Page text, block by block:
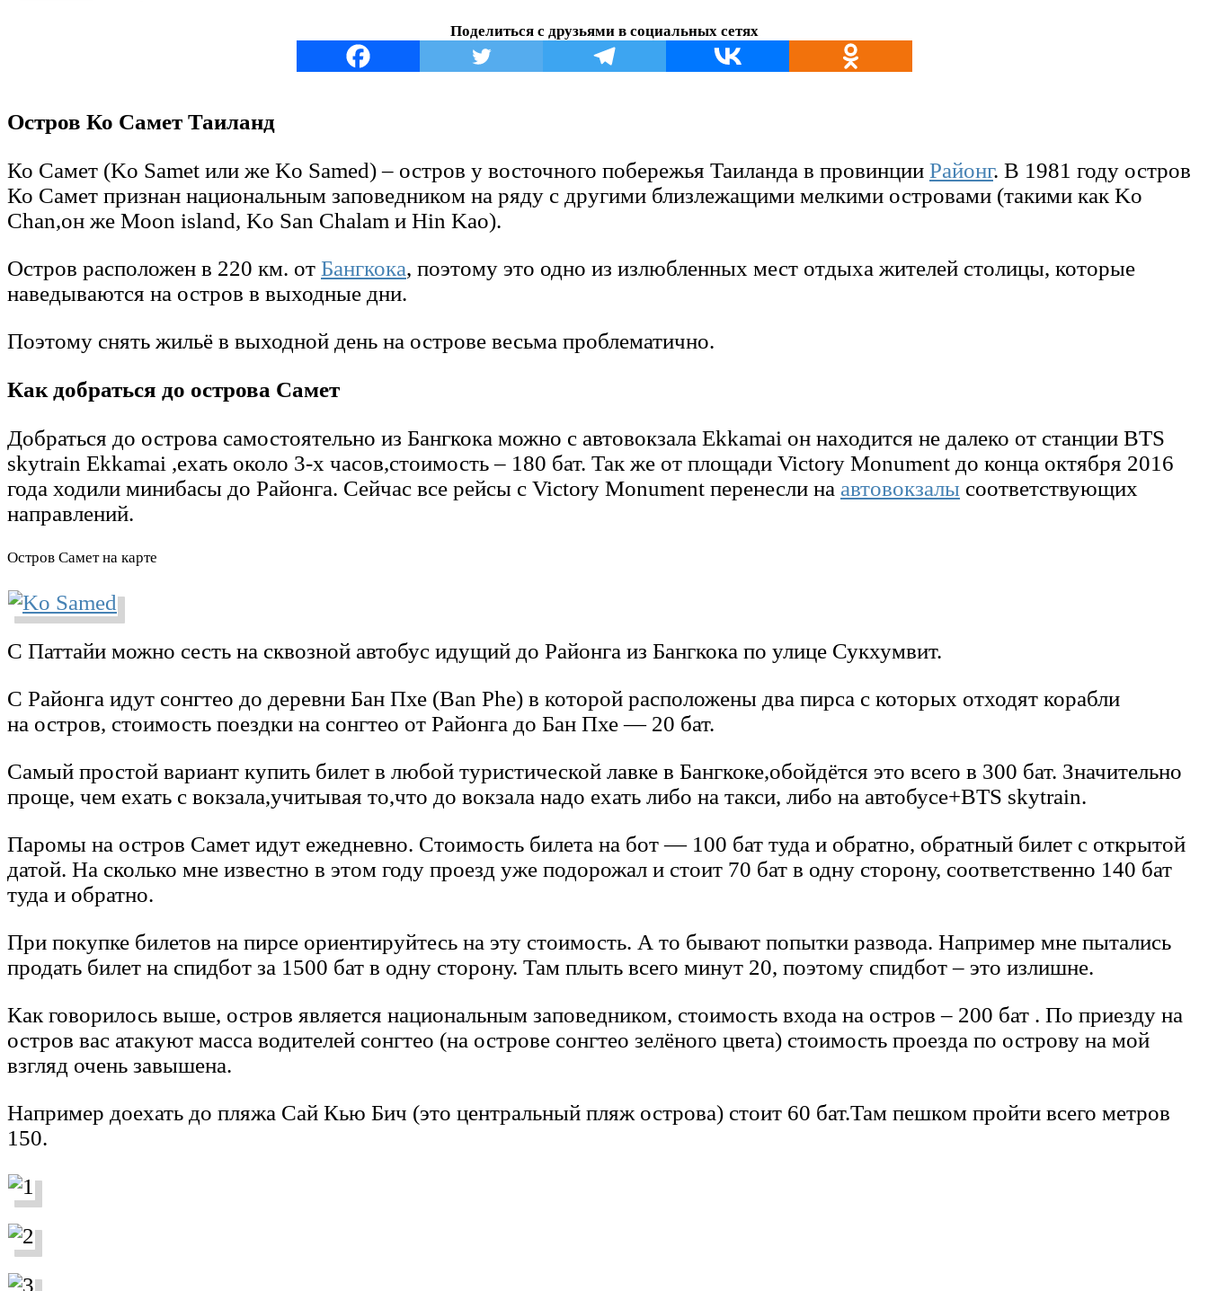
Поделиться с друзьями в социальных сетях
Остров Ко Самет Таиланд
Ко Самет (Ko Samet или же Ko Samed) – остров у восточного побережья Таиланда в провинции Районг. В 1981 году остров
Ко Самет признан национальным заповедником на ряду с другими близлежащими мелкими островами (такими как Ko
Chan,он же Moon island, Ko San Chalam и Hin Kao).
Остров расположен в 220 км. от Бангкока, поэтому это одно из излюбленных мест отдыха жителей столицы, которые
наведываются на остров в выходные дни.
Поэтому снять жильё в выходной день на острове весьма проблематично.
Как добраться до острова Самет
Добраться до острова самостоятельно из Бангкока можно с автовокзала Ekkamai он находится не далеко от станции BTS
skytrain Ekkamai ,ехать около 3-х часов,стоимость – 180 бат. Так же от площади Victory Monument до конца октября 2016
года ходили минибасы до Районга. Сейчас все рейсы с Victory Monument перенесли на автовокзалы соответствующих
направлений.
Остров Самет на карте
С Паттайи можно сесть на сквозной автобус идущий до Районга из Бангкока по улице Сукхумвит.
С Районга идут сонгтео до деревни Бан Пхе (Ban Phe) в которой расположены два пирса с которых отходят корабли
на остров, стоимость поездки на сонгтео от Районга до Бан Пхе — 20 бат.
Самый простой вариант купить билет в любой туристической лавке в Бангкоке,обойдётся это всего в 300 бат. Значительно
проще, чем ехать с вокзала,учитывая то,что до вокзала надо ехать либо на такси, либо на автобусе+BTS skytrain.
Паромы на остров Самет идут ежедневно. Стоимость билета на бот — 100 бат туда и обратно, обратный билет с открытой
датой. На сколько мне известно в этом году проезд уже подорожал и стоит 70 бат в одну сторону, соответственно 140 бат
туда и обратно.
При покупке билетов на пирсе ориентируйтесь на эту стоимость. А то бывают попытки развода. Например мне пытались
продать билет на спидбот за 1500 бат в одну сторону. Там плыть всего минут 20, поэтому спидбот – это излишне.
Как говорилось выше, остров является национальным заповедником, стоимость входа на остров – 200 бат . По приезду на
остров вас атакуют масса водителей сонгтео (на острове сонгтео зелёного цвета) стоимость проезда по острову на мой
взгляд очень завышена.
Например доехать до пляжа Сай Кью Бич (это центральный пляж острова) стоит 60 бат.Там пешком пройти всего метров
150.